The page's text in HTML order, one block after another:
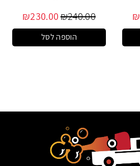
₪
₪240.00
₪230.00
הוספה לסל